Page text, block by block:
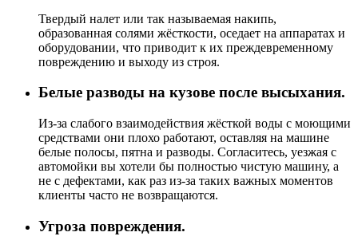
Твердый налет или так называемая накипь,
образованная солями жёсткости, оседает на аппаратах и
оборудовании, что приводит к их преждевременному
повреждению и выходу из строя.
Белые разводы на кузове после высыхания.
Из-за слабого взаимодействия жёсткой воды с моющими
средствами они плохо работают, оставляя на машине
белые полосы, пятна и разводы. Согласитесь, уезжая с
автомойки вы хотели бы полностью чистую машину, а
не с дефектами, как раз из-за таких важных моментов
клиенты часто не возвращаются.
Угроза повреждения.